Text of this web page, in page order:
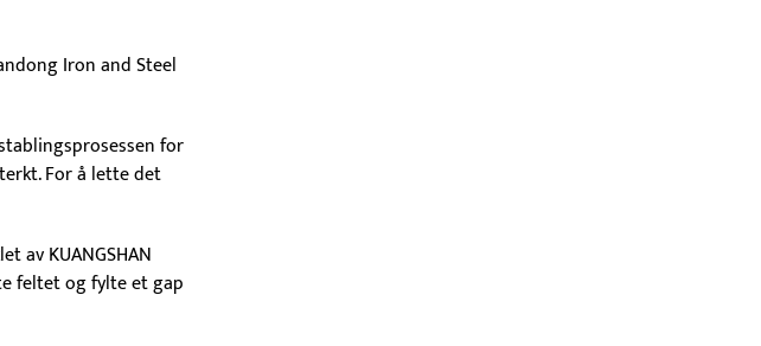
Iron and Steel
for
For å lette det
av KUANGSHAN
feltet og fylte et gap